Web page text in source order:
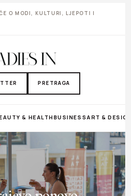
O MODI, KULTURI, LJEPOTI I
PRETRAGA
& HEALTHBUSINESS ART &